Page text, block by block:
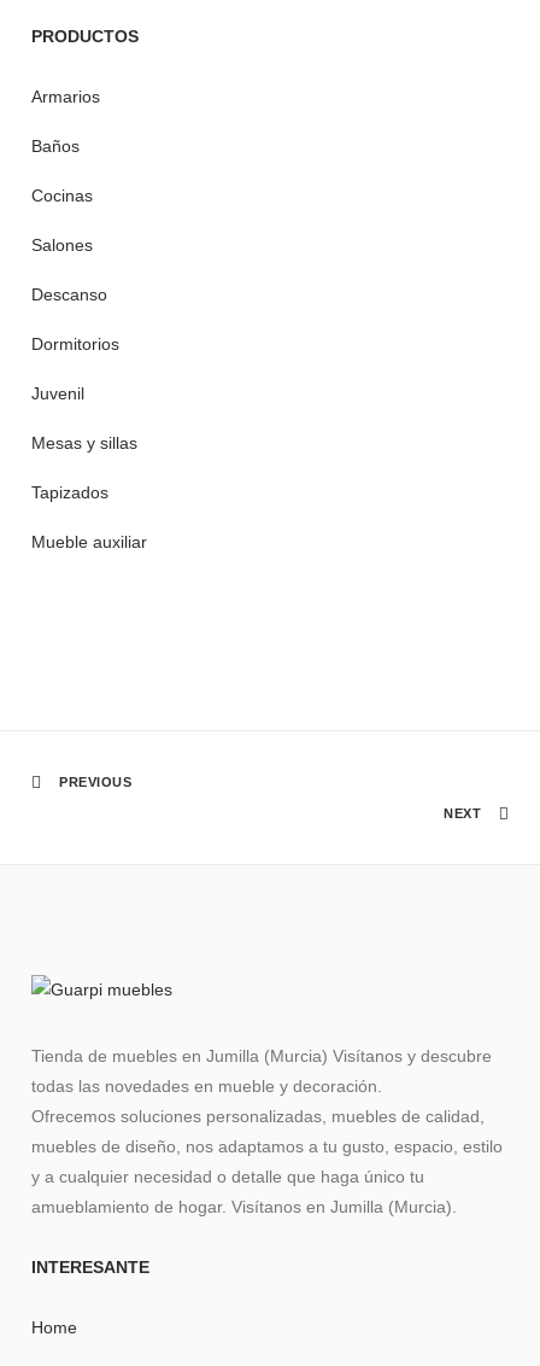
PRODUCTOS
Armarios
Baños
Cocinas
Salones
Descanso
Dormitorios
Juvenil
Mesas y sillas
Tapizados
Mueble auxiliar
PREVIOUS
NEXT
Tienda de muebles en Jumilla (Murcia) Visítanos y descubre
todas las novedades en mueble y decoración.
Ofrecemos soluciones personalizadas, muebles de calidad,
muebles de diseño, nos adaptamos a tu gusto, espacio, estilo
y a cualquier necesidad o detalle que haga único tu
amueblamiento de hogar. Visítanos en Jumilla (Murcia).
INTERESANTE
Home